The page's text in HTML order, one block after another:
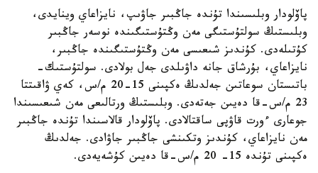
پاۆلودار وبلىسىندا تۇندە جاڭبىر جاۋىپ، نايزاعاي وينايدى،
وبلىستىڭ سولتۇستىگى مەن وڭتۇستىگىندە نوسەر جاڭبىر
كۇتىلەدى. كۇندىز شىعىسى مەن وڭتۇستىگىندە جاڭبىر،
نايزاعاي، بۇرشاق جانە داۋىلدى جەل بولادى. سولتۇستىك-
باتىستان سوعاتىن جەلدىڭ ەكپىنى 15-20 م/س، كەي ۋاقىتتا
23 م/س-قا دەيىن جەتەدى. وبلىستىڭ ورتالىعى مەن شىعىسىندا
جوعارى ءورت قاۋپى ساقتالادى. پاۆلودار قالاسىندا تۇندە جاڭبىر
مەن نايزاعاي، كۇندىز وتكىنشى جاڭبىر جاۋادى. جەلدىڭ
ەكپىنى تۇندە 15- 20 م/س-قا دەيىن كۇشەيەدى.